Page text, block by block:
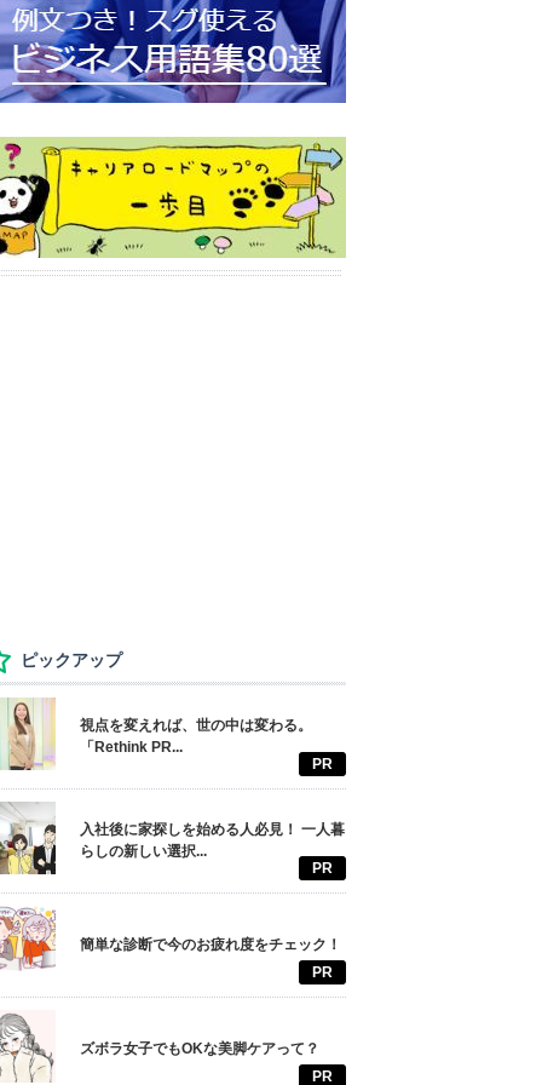
ピックアップ
視点を変えれば、世の中は変わる。
「Rethink PR...
PR
入社後に家探しを始める人必見！ 一人暮
らしの新しい選択...
PR
簡単な診断で今のお疲れ度をチェック！
PR
ズボラ女子でもOKな美脚ケアって？
PR